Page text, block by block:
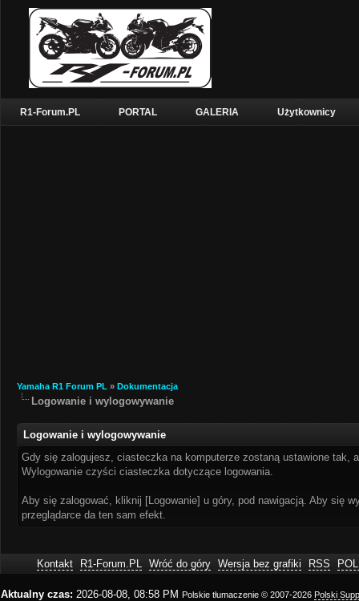
R1-Forum.PL PORTAL GALERIA Użytkownicy
Yamaha R1 Forum PL » Dokumentacja
Logowanie i wylogowywanie
Logowanie i wylogowywanie
Gdy się zalogujesz, ciasteczka na komputerze zostaną ustawione tak,
Wylogowanie czyści ciasteczka dotyczące logowania.
Aby się zalogować, kliknij [Logowanie] u góry, pod nawigacją. Aby się
przeglądarce da ten sam efekt.
Kontakt R1-Forum.PL Wróć do góry Wersja bez grafiki RSS
Aktualny czas: 2026-08-08, 08:58 PM Polskie tłumaczenie © 2007-2026 Polski